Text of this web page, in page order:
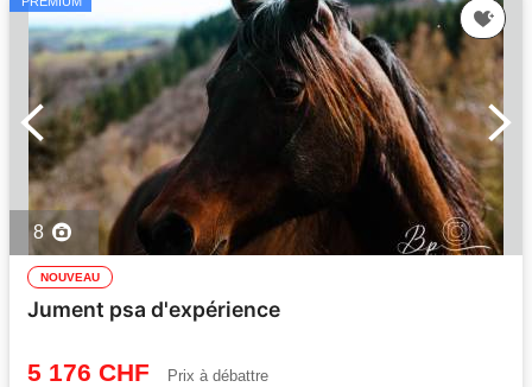
8
NOUVEAU
Jument psa d'expérience
5 176 CHF Prix à débattre